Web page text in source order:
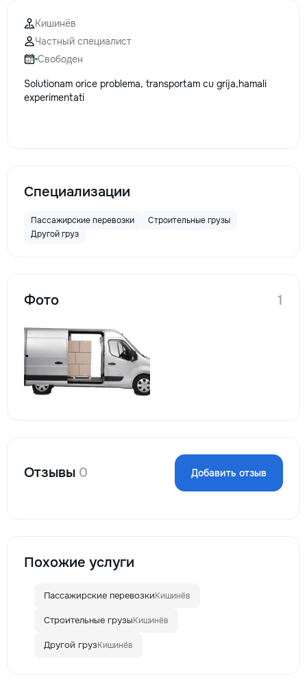
Кишинёв
Частный специалист
Свободен
Solutionam orice problema, transportam cu grija,hamali
experimentati
Специализации
Пассажирские перевозки
Строительные грузы
Другой груз
Фото 1
Отзывы 0 Добавить отзыв
Похожие услуги
Пассажирские перевозкиКишинёв
Строительные грузыКишинёв
Другой грузКишинёв